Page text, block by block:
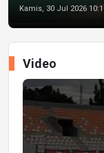
Kamis, 30 Jul 2026
Video